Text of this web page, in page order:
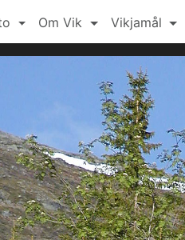
Om Vik Vikjamål